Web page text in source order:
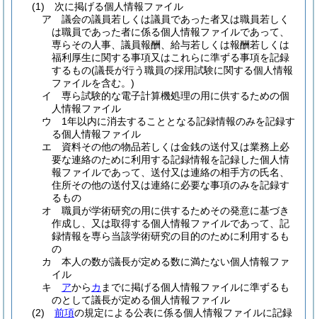
(1)
次に掲げる個人情報ファイル
ア
議会の議員若しくは議員であった者又は職員若しく
は職員であった者に係る個人情報ファイルであって、
専らその人事、議員報酬、給与若しくは報酬若しくは
福利厚生に関する事項又はこれらに準ずる事項を記録
するもの(議長が行う職員の採用試験に関する個人情報
ファイルを含む。)
イ
専ら試験的な電子計算機処理の用に供するための個
人情報ファイル
ウ
1年以内に消去することとなる記録情報のみを記録す
る個人情報ファイル
エ
資料その他の物品若しくは金銭の送付又は業務上必
要な連絡のために利用する記録情報を記録した個人情
報ファイルであって、送付又は連絡の相手方の氏名、
住所その他の送付又は連絡に必要な事項のみを記録す
るもの
オ
職員が学術研究の用に供するためその発意に基づき
作成し、又は取得する個人情報ファイルであって、記
録情報を専ら当該学術研究の目的のために利用するも
の
カ
本人の数が議長が定める数に満たない個人情報ファ
イル
キ
アからカ までに掲げる個人情報ファイルに準ずるも
のとして議長が定める個人情報ファイル
(2)
前項の規定による公表に係る個人情報ファイルに記録